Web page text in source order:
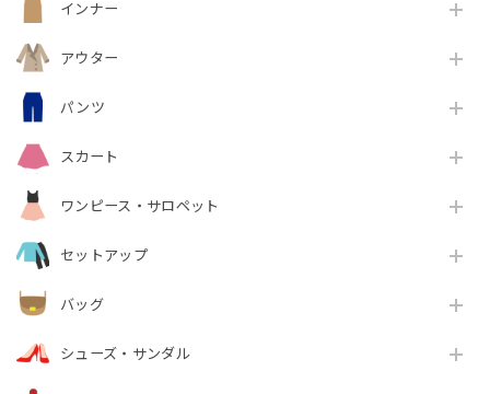
インナー
アウター
パンツ
スカート
ワンピース・サロペット
セットアップ
バッグ
シューズ・サンダル